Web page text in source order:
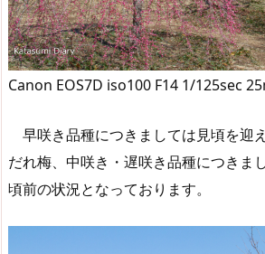
Canon EOS7D iso100 F14 1/125sec
早咲き品種につきましては見頃を迎
だれ梅、中咲き・遅咲き品種につきま
頃前の状況となっております。